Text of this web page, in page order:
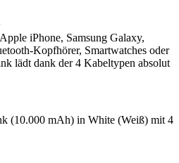
iPhone, Samsung Galaxy,
Kopfhörer, Smartwatches oder
lädt dank der 4 Kabeltypen absolut
(10.000 mAh) in White (Weiß) mit 4